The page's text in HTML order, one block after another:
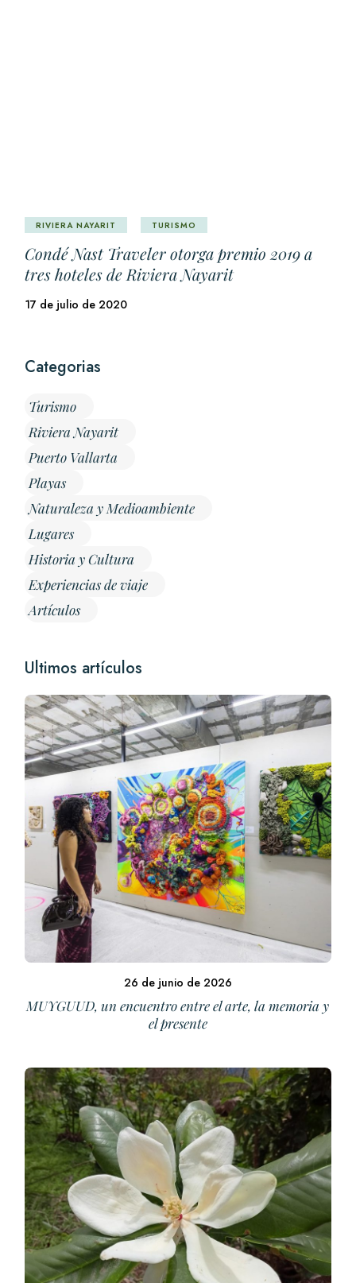
RIVIERA NAYARIT TURISMO
Condé Nast Traveler otorga premio 2019 a
tres hoteles de Riviera Nayarit
17 de julio de 2020
Categorias
Turismo
Riviera Nayarit
Puerto Vallarta
Playas
Naturaleza y Medioambiente
Lugares
Historia y Cultura
Experiencias de viaje
Artículos
Ultimos artículos
26 de junio de 2026
MUYGUUD, un encuentro entre el arte, la memoria y
el presente